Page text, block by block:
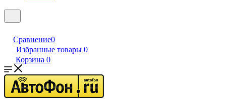
Сравнение0
Избранные товары 0
Корзина 0